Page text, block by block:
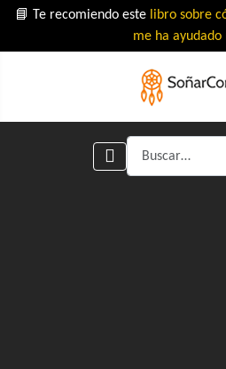
📘 Te recomiendo este libro sobre
me ha ayudado
Buscar